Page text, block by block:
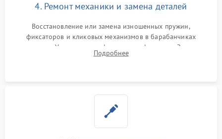
4. Ремонт механики и замена деталей
Восстановление или замена изношенных пружин,
фиксаторов и кликовых механизмов в барабанчиках
поправок. Устранение люфтов в трансфокаторе. Замена
поврежденных линз, разбитой сетки или восстановление
Подробнее